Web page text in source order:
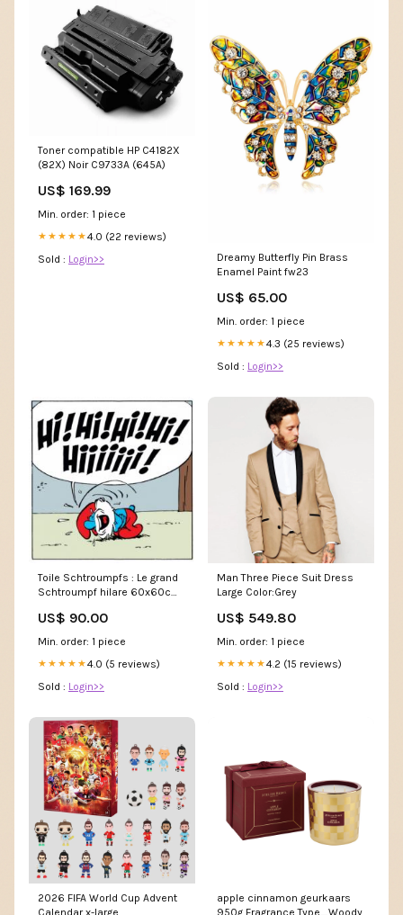
Toner compatible HP C4182X
(82X) Noir C9733A (645A)
US$ 169.99
Min. order: 1 piece
★★★★★4.0 (22 reviews)
Sold : Login>>
Dreamy Butterfly Pin Brass
Enamel Paint fw23
US$ 65.00
Min. order: 1 piece
★★★★★4.3 (25 reviews)
Sold : Login>>
Toile Schtroumpfs : Le grand
Schtroumpf hilare 60x60cm
US$ 90.00
Min. order: 1 piece
★★★★★4.0 (5 reviews)
Sold : Login>>
Man Three Piece Suit Dress
Large Color:Grey
US$ 549.80
Min. order: 1 piece
★★★★★4.2 (15 reviews)
Sold : Login>>
2026 FIFA World Cup Advent
Calendar x-large
apple cinnamon geurkaars
950g Fragrance Type_Woody